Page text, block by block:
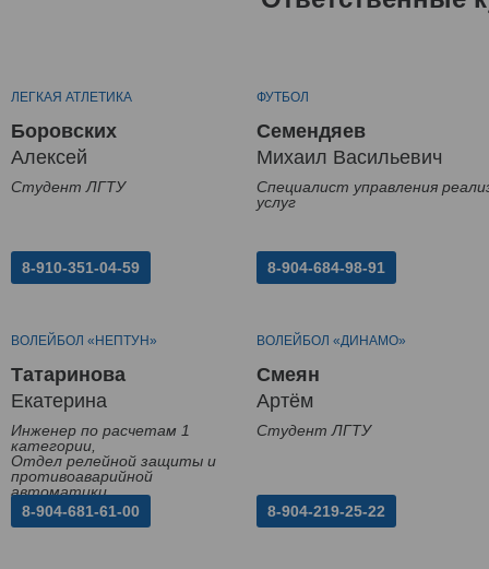
ЛЕГКАЯ АТЛЕТИКА
Боровских
Алексей
Студент ЛГТУ
8-910-351-04-59
ФУТБОЛ
Семендяев
Михаил Васильевич
Специалист управления
услуг
8-904-684-98-91
ВОЛЕЙБОЛ «НЕПТУН»
Татаринова
Екатерина
Инженер по расчетам 1
категории,
Отдел релейной защиты и
противоаварийной
автоматики
8-904-681-61-00
ВОЛЕЙБОЛ «ДИНАМО»
Смеян
Артём
Студент ЛГТУ
8-904-219-25-22